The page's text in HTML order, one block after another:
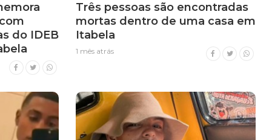
do IDEB
Três pessoas são encontradas
mortas dentro de uma casa em
Itabela
1 mês atrás